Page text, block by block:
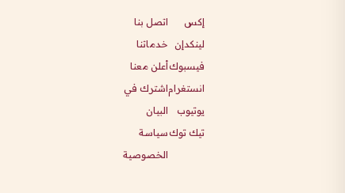
إكس
لينكدإن
فيسبوك
انستغرام
يوتيوب
تيك توك
اتصل بنا
خدماتنا
أعلن معنا
اشترك في
البيان
سياسة
الخصوصية